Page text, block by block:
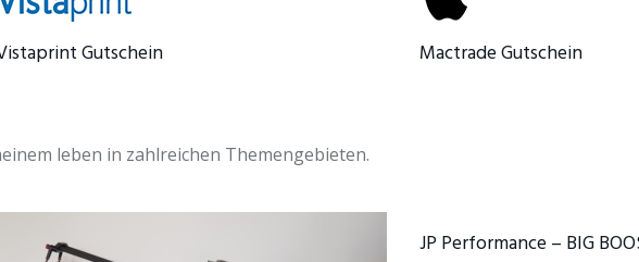
Gutschein Mactrade Gutschein
leben in zahlreichen Themengebieten.
JP Performance – BIG